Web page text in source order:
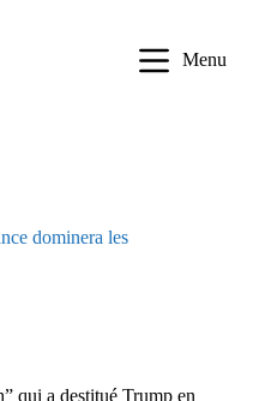
Menu
dominera les
qui a destitué Trump en